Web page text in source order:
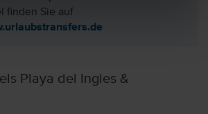
finden Sie auf
Playa del Ingles &